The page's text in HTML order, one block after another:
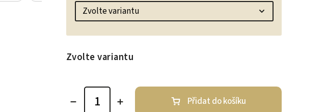
Zvolte variantu
Přidat do košíku